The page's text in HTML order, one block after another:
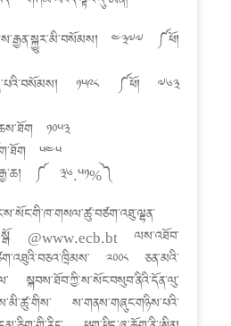
༤༣༧༧ ༼ཕོ།
༡༥༩༨ ༼ཕོ། ༧༦༣
༡༠༥༣
༥༤༥
༼ ༣༦.༥༡%༽
@www.ecb.bt ལས་འཐོབ་
༢༠༠༨ ཅན་མའི་
ས་གནས་གཞུང་གཉིས་པའི་
ཕྱག་ཕྱིད་ཞུ་ཆོག་ནི་ཨིན།